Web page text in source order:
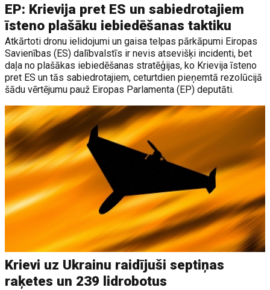
EP: Krievija pret ES un sabiedrotajiem
īsteno plašāku iebiedēšanas taktiku
Atkārtoti dronu ielidojumi un gaisa telpas pārkāpumi Eiropas
Savienības (ES) dalībvalstīs ir nevis atsevišķi incidenti, bet
daļa no plašākas iebiedēšanas stratēģijas, ko Krievija īsteno
pret ES un tās sabiedrotajiem, ceturtdien pieņemtā rezolūcijā
šādu vērtējumu pauž Eiropas Parlamenta (EP) deputāti.
Krievi uz Ukrainu raidījuši septiņas
raķetes un 239 lidrobotus